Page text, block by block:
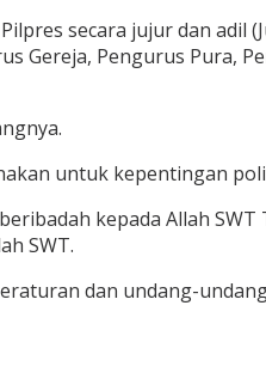
secara jujur dan adil
Gereja, Pengurus Pura,
untuk kepentingan
kepada Allah SWT
SWT.
dan undang-